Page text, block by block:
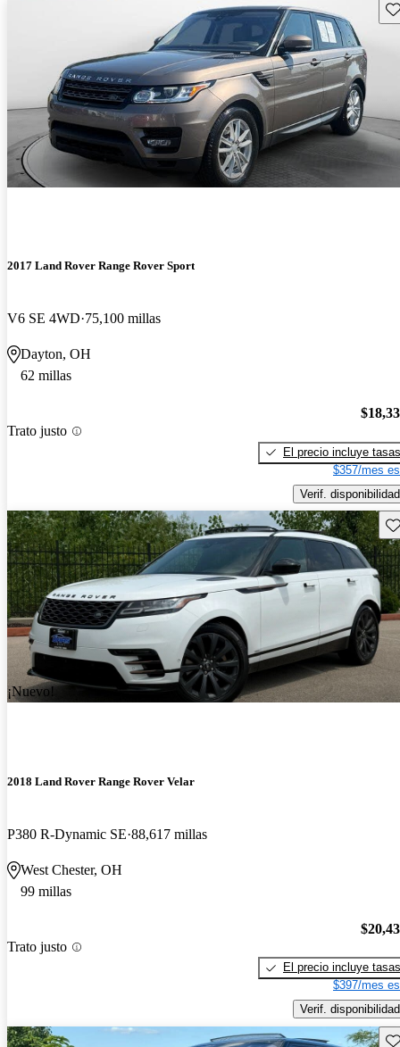
2017 Land Rover Range Rover Sport
V6 SE 4WD 75,100 millas
Dayton, OH
62 millas
Trato justo
El precio incluye tasas
$357/mes
Verif. disponibilidad
¡Nuevo!
2018 Land Rover Range Rover Velar
P380 R-Dynamic SE 88,617 millas
West Chester, OH
99 millas
Trato justo
El precio incluye tasas
$397/mes
Verif. disponibilidad